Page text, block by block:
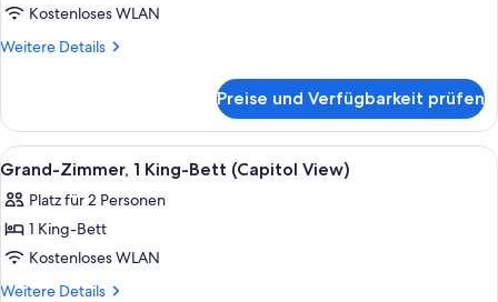
Kostenloses WLAN
Weitere Details
Weitere
Preise und Verfügbarkeit prüfen
Alle
Fotos
für
Grand-
Zimmer,
1 King-
Ein Hotelzimmer mit einem Bett,
10
Grand-Zimmer, 1 King-Bett (Capitol View)
Platz für 2 Personen
1 King-Bett
Kostenloses WLAN
Weitere Details
Weitere